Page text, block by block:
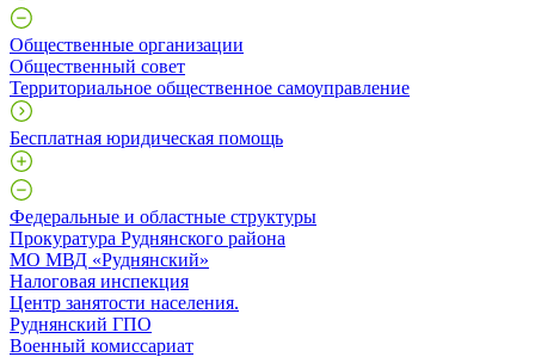
Общественные организации
Общественный совет
Территориальное общественное самоуправление
Бесплатная юридическая помощь
Федеральные и областные структуры
Прокуратура Руднянского района
МО МВД «Руднянский»
Налоговая инспекция
Центр занятости населения.
Руднянский ГПО
Военный комиссариат